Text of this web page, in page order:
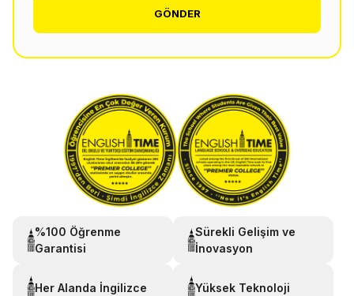
GÖNDER
%100 Öğrenme
Garantisi
Sürekli Gelişim ve
İnovasyon
Her Alanda İngilizce Yüksek Teknoloji